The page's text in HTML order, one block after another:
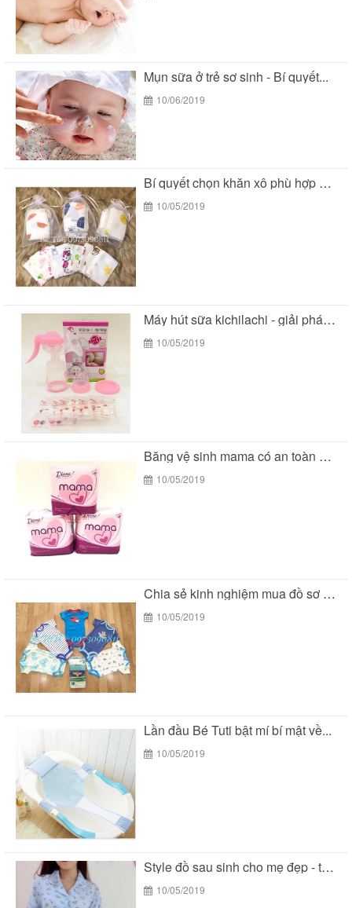
Mụn sữa ở trẻ sơ sinh - Bí quyết...
10/06/2019
Bí quyết chọn khăn xô phù hợp với làn...
10/05/2019
Máy hút sữa kichilachi - giải pháp tối ưu...
10/05/2019
Băng vệ sinh mama có an toàn cho các...
10/05/2019
Chia sẻ kinh nghiệm mua đồ sơ sinh của...
10/05/2019
Lần đầu Bé Tuti bật mí bí mật về...
10/05/2019
Style đồ sau sinh cho mẹ đẹp - tiện...
10/05/2019